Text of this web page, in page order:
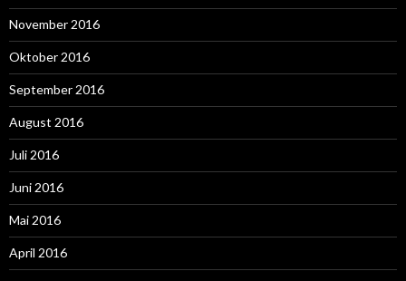
November 2016
Oktober 2016
September 2016
August 2016
Juli 2016
Juni 2016
Mai 2016
April 2016